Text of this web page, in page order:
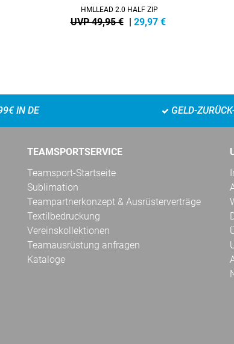
HMLLEAD 2.0 HALF ZIP
UVP 49,95 € | 29,97 €
IN DE GELD-
TEAMSPORTSERVICE
Teamsport-Startseite
Sublimation
Teampartnerkonzept & Ausrüsterverträge
Textilbedruckung
Vereinskollektionen
Teamausrüstung anfragen
Kataloge